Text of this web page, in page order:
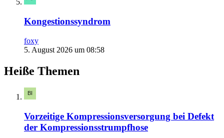
Kongestionssyndrom
foxy
5. August 2026 um 08:58
Heiße Themen
Vorzeitige Kompressionsversorgung bei Defekt
der Kompressionsstrumpfhose